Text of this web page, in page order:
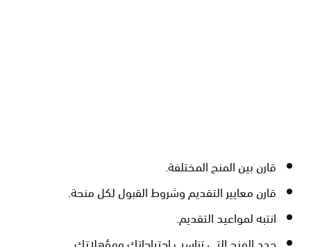
قارن بين المنح المختلفة.
قارن معايير التقديم وشروط القبول لكل منحة.
انتبه لمواعيد التقديم.